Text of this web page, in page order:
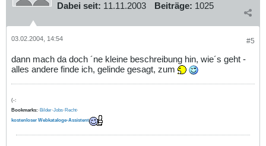
Dabei seit: 11.11.2003 Beiträge: 1025
#5
03.02.2004, 14:54
dann mach da doch ´ne kleine beschreibung hin, wie´s geht -
alles andere finde ich, gelinde gesagt, zum
(-:
Bookmarks: · Bilder·Jobs· Recht·
kostenloser Webkataloge-Assistent